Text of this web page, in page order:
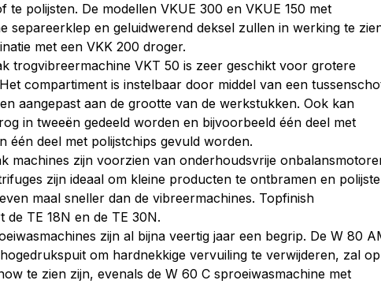
te polijsten. De modellen VKUE 300 en VKUE 150 met
separeerklep en geluidwerend deksel zullen in werking te
met een VKK 200 droger.
trogvibreermachine VKT 50 is zeer geschikt voor grotere
compartiment is instelbaar door middel van een
aangepast aan de grootte van de werkstukken. Ook kan
in tweeën gedeeld worden en bijvoorbeeld één deel met
één deel met polijstchips gevuld worden.
machines zijn voorzien van onderhoudsvrije
zijn ideaal om kleine producten te ontbramen en
maal sneller dan de vibreermachines. Topfinish
de TE 18N en de TE 30N.
zijn al bijna veertig jaar een begrip. De W 80
om hardnekkige vervuiling te verwijderen, zal op
te zien zijn, evenals de W 60 C sproeiwasmachine met